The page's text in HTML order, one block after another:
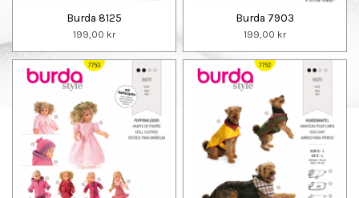
Burda 8125
199,00 kr
Burda 7903
199,00 kr